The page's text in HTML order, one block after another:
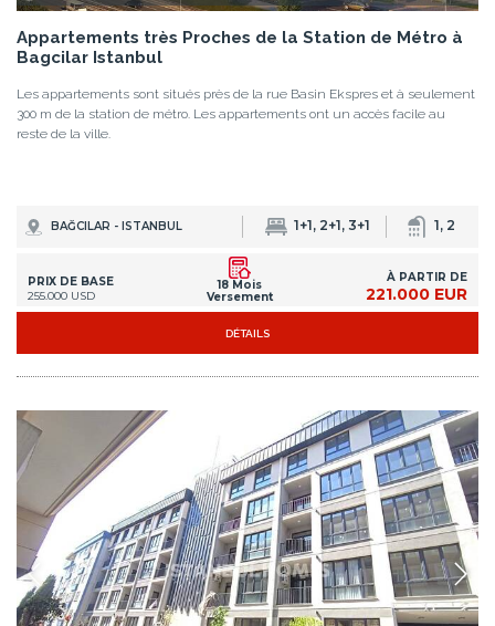
Appartements très Proches de la Station de Métro à
Bagcilar Istanbul
Les appartements sont situés près de la rue Basin Ekspres et à seulement
300 m de la station de métro. Les appartements ont un accès facile au
reste de la ville.
BAĞCILAR - ISTANBUL 1+1, 2+1, 3+1 1, 2
PRIX DE BASE
255.000 USD
18 Mois
Versement
À PARTIR DE
221.000 EUR
DÉTAILS